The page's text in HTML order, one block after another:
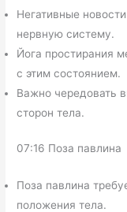
Негативные
нервную систему.
Йога простирания
с этим состоянием.
Важно чередовать
сторон тела.
07:16 Поза павлина
Поза павлина
положения тела.